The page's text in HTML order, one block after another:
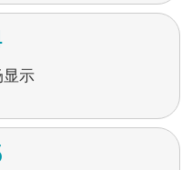
显示